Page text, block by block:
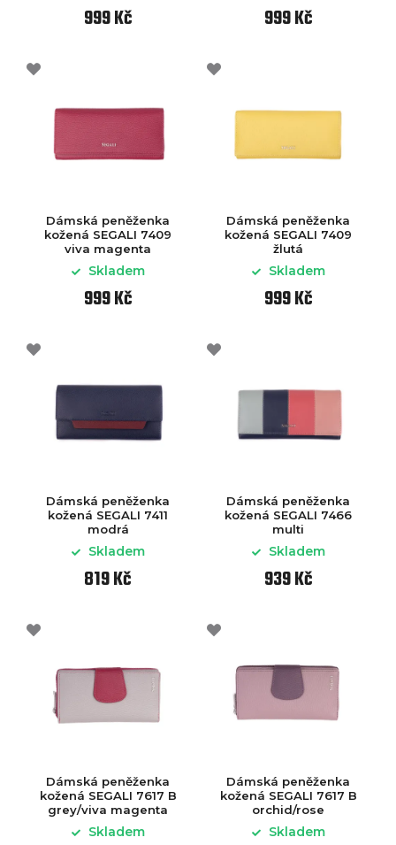
999 Kč 999 Kč
Dámská peněženka
kožená SEGALI 7409
viva magenta
Skladem
999 Kč
Dámská peněženka
kožená SEGALI 7409
žlutá
Skladem
999 Kč
Dámská peněženka
kožená SEGALI 7411
modrá
Skladem
819 Kč
Dámská peněženka
kožená SEGALI 7466
multi
Skladem
939 Kč
Dámská peněženka
kožená SEGALI 7617 B
grey/viva magenta
Skladem
Dámská peněženka
kožená SEGALI 7617 B
orchid/rose
Skladem